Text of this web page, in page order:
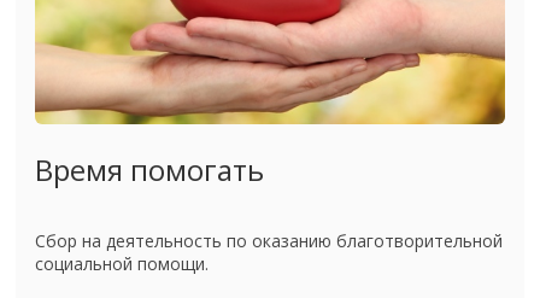
Время помогать
Сбор на деятельность по оказанию благотворительной
социальной помощи.